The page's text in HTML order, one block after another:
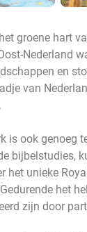
groene hart
Nederland
en
van
is ook genoeg
bijbelstudies,
het unieke
het
zijn door